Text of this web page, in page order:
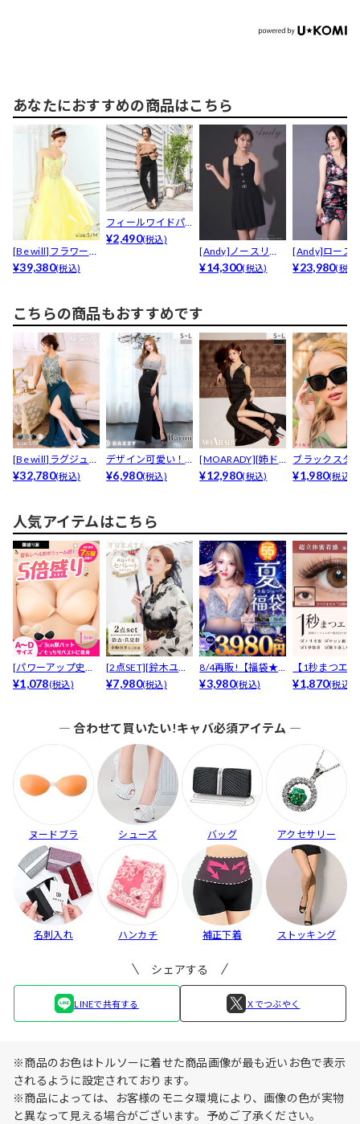
あなたにおすすめの商品はこちら
[Be will]フラワース
パンコール...
¥39,380(税込)
フィールワイドパ
ンツ[カジュアル/d
¥2,490(税込)
[Andy]ノースリー
ブボタンギャザー...
¥14,300(税込)
[Andy]ローズ
ントウエスト
¥23,980(税込)
こちらの商品もおすすめです
[Be will]ラグジュア
リービジュ...
¥32,780(税込)
デザイン可愛い！
大胆スリットで美
¥6,980(税込)
[MOARADY][姉ド
レス]脚長効果...
¥12,980(税込)
ブラックスタ
サングラス
¥1,980(税込)
人気アイテムはこちら
[パワーアップ史上
最強5倍盛りアップ
¥1,078(税込)
[2点SET][鈴木ユリ
ア(baby)...
¥7,980(税込)
8/4再販!【福袋★
ブラセット3点
¥3,980(税込)
【1秒まつエ
リュームタイ
¥1,870(税込)
― 合わせて買いたい!キャバ必須アイテム ―
ヌードブラ シューズ バッグ アクセサリー
名刺入れ ハンカチ 補正下着 ストッキング
シェアする
LINEで共有する Ｘでつぶやく
※商品のお色はトルソーに着せた商品画像が最も近いお色で表示
されるように設定されております。
※商品によっては、お客様のモニタ環境により、画像の色が実物
と異なって見える場合がございます。予めご了承ください。